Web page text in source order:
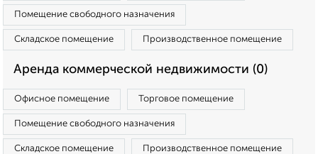
Помещение свободного назначения
Складское помещение Производственное помещение
Аренда коммерческой недвижимости (0)
Офисное помещение Торговое помещение
Помещение свободного назначения
Складское помещение Производственное помещение